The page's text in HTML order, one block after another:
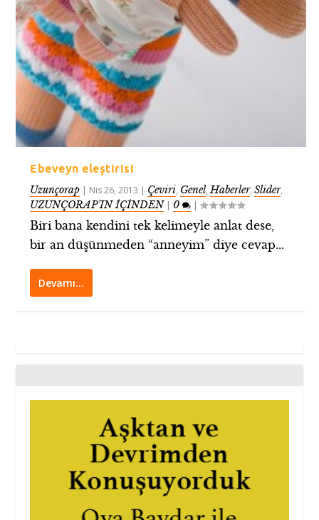
Ebeveyn eleştirisi
Uzunçorap | Nis 26, 2013 | Çeviri, Genel,Haberler,Slider,
UZUNÇORAP’IN İÇİNDEN| 0 |
Biri bana kendini tek kelimeyle anlat dese,
bir an düşünmeden “anneyim” diye cevap...
Devamı…